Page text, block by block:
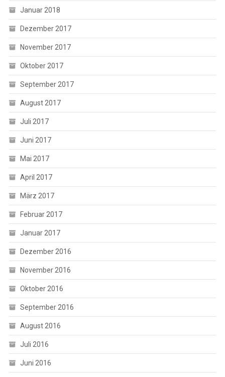
Januar 2018
Dezember 2017
November 2017
Oktober 2017
September 2017
August 2017
Juli 2017
Juni 2017
Mai 2017
April 2017
März 2017
Februar 2017
Januar 2017
Dezember 2016
November 2016
Oktober 2016
September 2016
August 2016
Juli 2016
Juni 2016